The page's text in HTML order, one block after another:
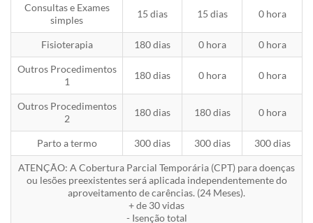
Consultas e Exames
simples
15 dias 15 dias 0 hora
Fisioterapia 180 dias 0 hora 0 hora
Outros Procedimentos
1
180 dias 0 hora 0 hora
Outros Procedimentos
2
180 dias 180 dias 0 hora
Parto a termo 300 dias 300 dias 300 dias
ATENÇÃO: A Cobertura Parcial Temporária (CPT) para doenças
ou lesões preexistentes será aplicada independentemente do
aproveitamento de carências. (24 Meses).
+ de 30 vidas
- Isenção total